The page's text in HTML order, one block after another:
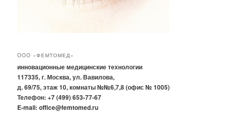
OOO «ФЕМТОМЕД»
инновационные медицинские технологии
117335, г. Москва, ул. Вавилова,
д. 69/75, этаж 10, комнаты №№6,7,8 (офис № 1005)
Телефон: +7 (499) 653-77-67
E-mail: office@femtomed.ru